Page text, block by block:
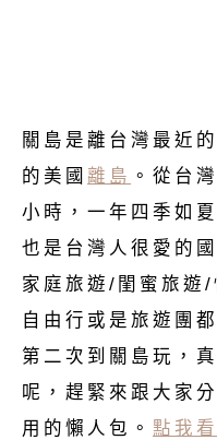
關島是離台灣最近
的美國 離島 。從台
小時，一年四季如
也是台灣人很愛的
家庭旅遊/閨蜜旅遊/
自由行或是旅遊團
第二次到關島玩，
呢，趕緊來跟大家
用的懶人包。 點我